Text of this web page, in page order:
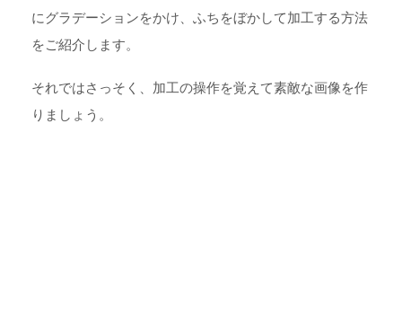
にグラデーションをかけ、ふちをぼかして加工する方法
をご紹介します。
それではさっそく、加工の操作を覚えて素敵な画像を作
りましょう。